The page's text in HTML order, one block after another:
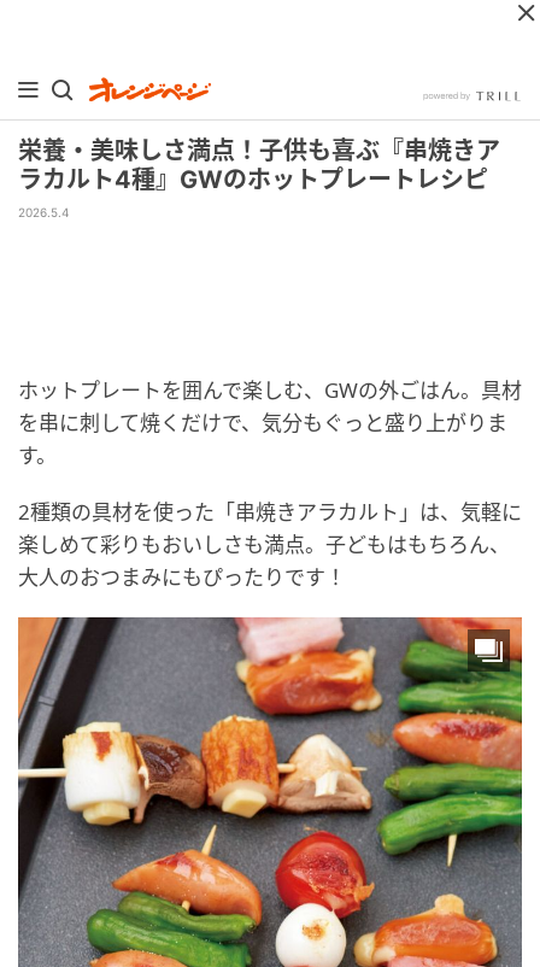
栄養・美味しさ満点！子供も喜ぶ『串焼きア
ラカルト4種』GWのホットプレートレシピ
2026.5.4
ホットプレートを囲んで楽しむ、GWの外ごはん。具材
を串に刺して焼くだけで、気分もぐっと盛り上がりま
す。
2種類の具材を使った「串焼きアラカルト」は、気軽に
楽しめて彩りもおいしさも満点。子どもはもちろん、
大人のおつまみにもぴったりです！